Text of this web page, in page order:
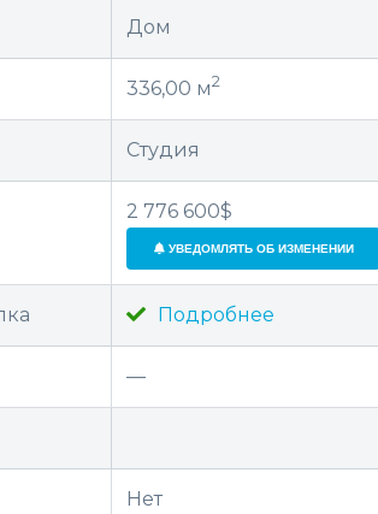
Дом
336,00 м2
Студия
2 776 600$
УВЕДОМЛЯТЬ ОБ ИЗМЕНЕНИИ
Подробнее
—
Нет